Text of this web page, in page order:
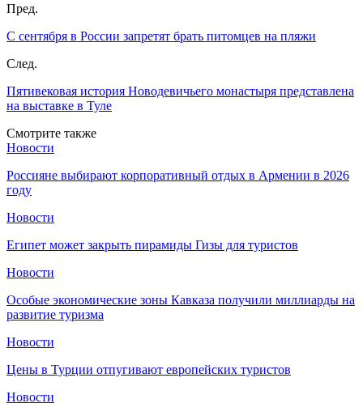
Пред.
С сентября в России запретят брать питомцев на пляжи
След.
Пятивековая история Новодевичьего монастыря представлена
на выставке в Туле
Смотрите также
Новости
Россияне выбирают корпоративный отдых в Армении в 2026
году
Новости
Египет может закрыть пирамиды Гизы для туристов
Новости
Особые экономические зоны Кавказа получили миллиарды на
развитие туризма
Новости
Цены в Турции отпугивают европейских туристов
Новости